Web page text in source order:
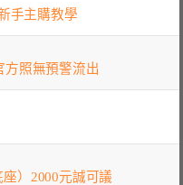
手主購教學
方照無預警流出
）2000元誠可議